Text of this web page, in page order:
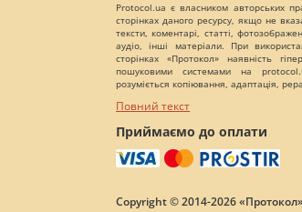
Protocol.ua є власником авторських
сторінках даного ресурсу, якщо не
тексти, коментарі, статті,
аудіо, інші матеріали. При
сторінках «Протокол» наявність
пошуковими системами на
розуміється копіювання, адаптація,
Повний текст
Приймаємо до оплати
Copyright © 2014-2026